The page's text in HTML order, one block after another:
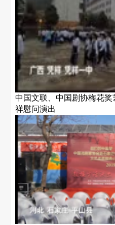
中国文联、中国剧协梅花
祥慰问演出